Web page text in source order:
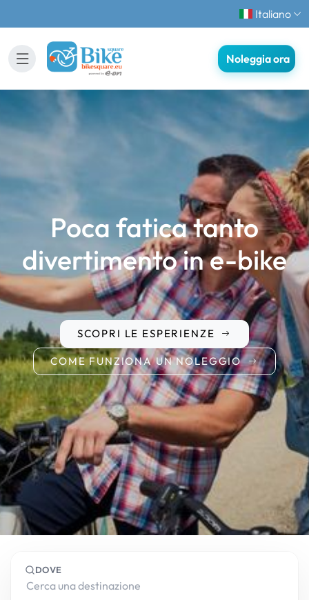
Italiano
Noleggia ora
Poca fatica tanto
divertimento in e-bike
COME FUNZIONA UN NOLEGGIO
SCOPRI LE ESPERIENZE
DOVE